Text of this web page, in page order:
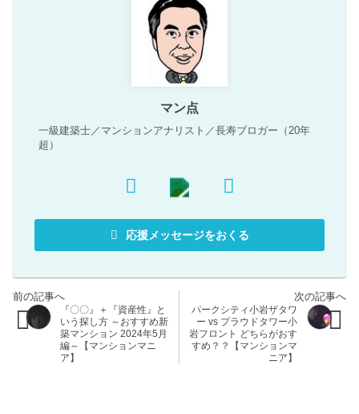
マン点
一級建築士／マンションアナリスト／長寿ブロガー（20年
超）
応援メッセージをおくる
『〇〇』＋『資産性』と
いう探し方 ～おすすめ新
築マンション 2024年5月
編～【マンションマニ
ア】
パークシティ小岩ザタワ
ー vs プラウドタワー小
岩フロント どちらがおす
すめ？？【マンションマ
ニア】